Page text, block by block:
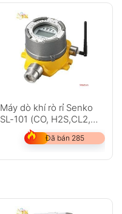
Máy dò khí rò rỉ Senko
SL-101 (CO, H2S,CL2,
O2, HCL)
Đã bán 285